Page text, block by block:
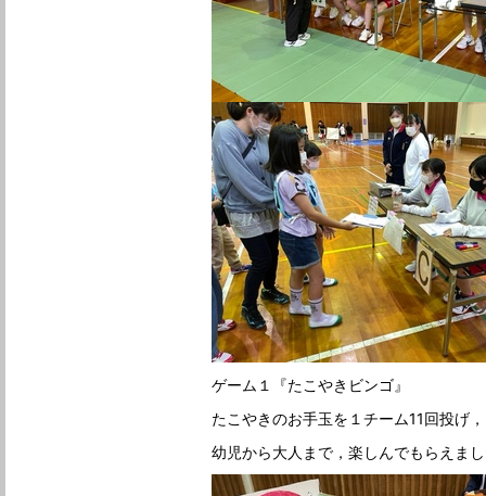
ゲーム１『たこやきビンゴ』
たこやきのお手玉を１チーム11回投げ
幼児から大人まで，楽しんでもらえま